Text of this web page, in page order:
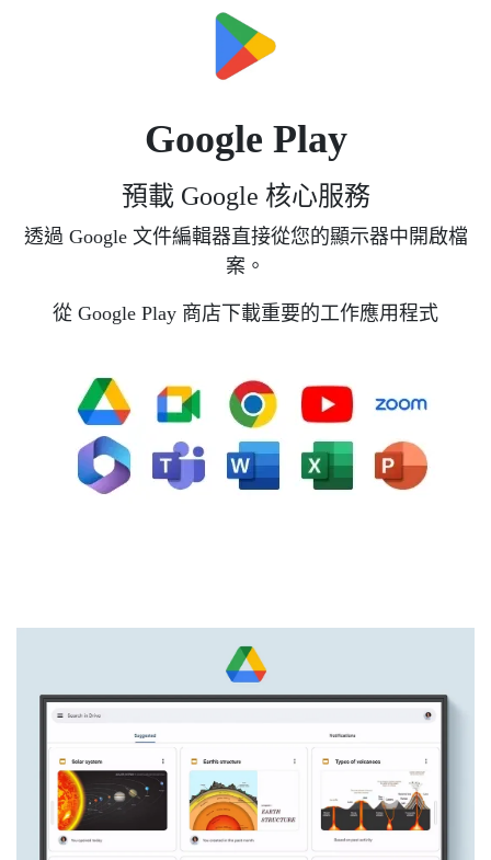
Google Play
預載 Google 核心服務
透過 Google 文件編輯器直接從您的顯示器中開啟檔
案。
從 Google Play 商店下載重要的工作應用程式